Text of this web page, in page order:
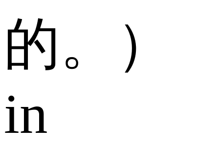
的。）
in